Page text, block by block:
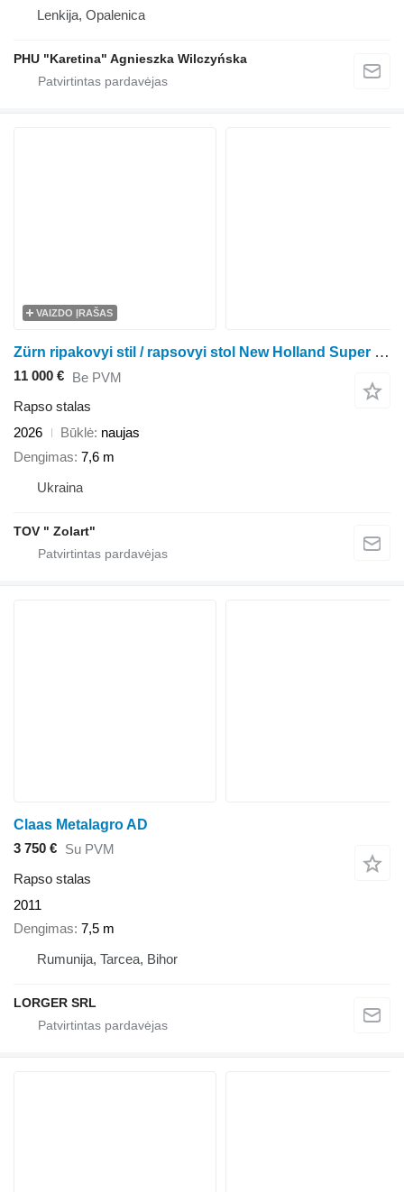
Lenkija, Opalenica
PHU "Karetina" Agnieszka Wilczyńska
VAIZDO ĮRAŠAS
Zürn ripakovyi stil / rapsovyi stol New Holland Super Flex
11 000 € Be PVM
Rapso stalas
2026
Būklė naujas
Dengimas 7,6 m
Ukraina
TOV " Zolart"
Claas Metalagro AD
3 750 € Su PVM
Rapso stalas
2011
Dengimas 7,5 m
Rumunija, Tarcea, Bihor
LORGER SRL